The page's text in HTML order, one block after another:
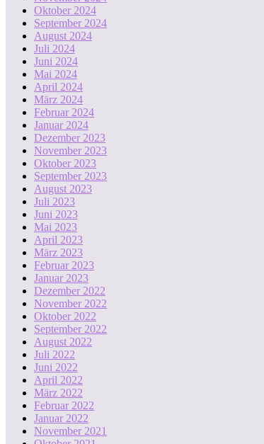
Oktober 2024
September 2024
August 2024
Juli 2024
Juni 2024
Mai 2024
April 2024
März 2024
Februar 2024
Januar 2024
Dezember 2023
November 2023
Oktober 2023
September 2023
August 2023
Juli 2023
Juni 2023
Mai 2023
April 2023
März 2023
Februar 2023
Januar 2023
Dezember 2022
November 2022
Oktober 2022
September 2022
August 2022
Juli 2022
Juni 2022
April 2022
März 2022
Februar 2022
Januar 2022
November 2021